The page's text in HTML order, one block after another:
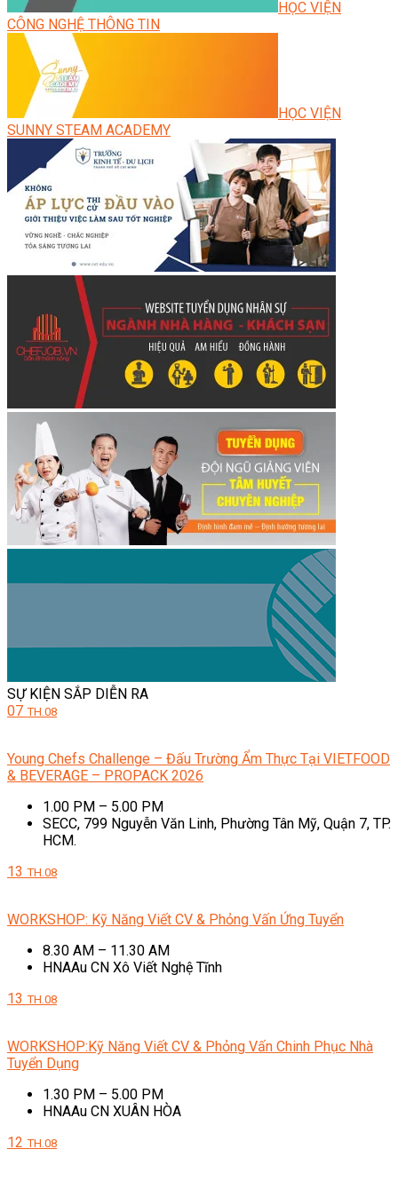
HỌC VIỆN
CÔNG NGHỆ THÔNG TIN
HỌC VIỆN
SUNNY STEAM ACADEMY
SỰ KIỆN SẮP DIỄN RA
07 TH.08
Young Chefs Challenge – Đấu Trường Ẩm Thực Tại VIETFOOD
& BEVERAGE – PROPACK 2026
1.00 PM – 5.00 PM
SECC, 799 Nguyễn Văn Linh, Phường Tân Mỹ, Quận 7, TP.
HCM.
13 TH.08
WORKSHOP: Kỹ Năng Viết CV & Phỏng Vấn Ứng Tuyển
8.30 AM – 11.30 AM
HNAAu CN Xô Viết Nghệ Tĩnh
13 TH.08
WORKSHOP:Kỹ Năng Viết CV & Phỏng Vấn Chinh Phục Nhà
Tuyển Dụng
1.30 PM – 5.00 PM
HNAAu CN XUÂN HÒA
12 TH.08